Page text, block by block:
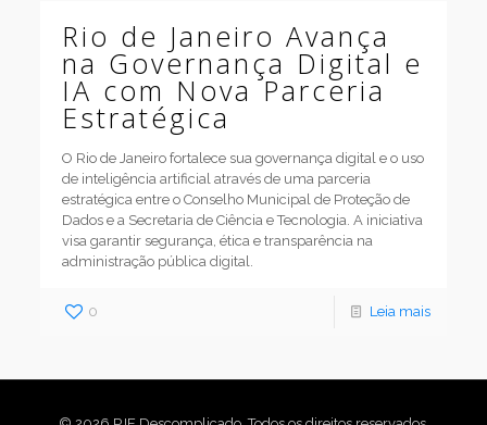
Rio de Janeiro Avança
na Governança Digital e
IA com Nova Parceria
Estratégica
O Rio de Janeiro fortalece sua governança digital e o uso
de inteligência artificial através de uma parceria
estratégica entre o Conselho Municipal de Proteção de
Dados e a Secretaria de Ciência e Tecnologia. A iniciativa
visa garantir segurança, ética e transparência na
administração pública digital.
0 Leia mais